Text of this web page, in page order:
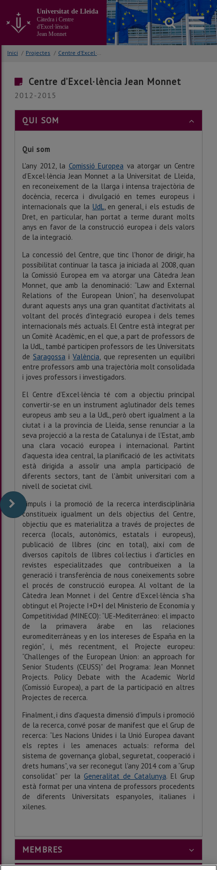
contingut
principal
de
Universitat de Lleida
Càtedra i Centre
d'Excel·lència
Jean Monnet
Inici / Projectes / Centre d’Excel·lència Jean Monnet
Centre d’Excel·lència Jean Monnet
2012-2015
QUI SOM
Qui som
L'any 2012, la Comissió Europea va atorgar un Centre
d’Excel·lència Jean Monnet a la Universitat de Lleida,
en reconeixement de la llarga i intensa trajectòria de
docència, recerca i divulgació en temes europeus i
internacionals que la UdL, en general, i els estudis de
Dret, en particular, han portat a terme durant molts
anys en favor de la construcció europea i dels valors
de la integració.
La concessió del Centre, que tinc l'honor de dirigir, ha
possibilitat continuar la tasca ja iniciada al 2008, quan
la Comissió Europea em va atorgar una Càtedra Jean
Monnet, que amb la denominació: “Law and External
Relations of the European Union”, ha desenvolupat
durant aquests anys una gran quantitat d'activitats al
voltant del procés d'integració europea i dels temes
internacionals més actuals. El Centre està integrat per
un Comitè Acadèmic, en el que, a part de professors de
la UdL, també participen professors de les Universitats
deSaragossa iValència, que representen un equilibri
entre professors amb una trajectòria molt consolidada
i joves professors i investigadors.
El Centre d’Excel·lència té com a objectiu principal
convertir-se en un instrument aglutinador dels temes
europeus amb seu a la UdL, però obert igualment a la
ciutat i a la província de Lleida, sense renunciar a la
seva projecció a la resta de Catalunya i de l'Estat, amb
una clara vocació europea i internacional. Partint
d'aquesta idea central, la planificació de les activitats
està dirigida a assolir una ampla participació de
diferents sectors, tant de l'àmbit universitari com a
nivell de societat civil.
L'impuls i la promoció de la recerca interdisciplinària
constitueix igualment un dels objectius del Centre,
objectiu que es materialitza a través de projectes de
recerca (locals, autonòmics, estatals i europeus),
publicació de llibres (cinc en total), així com de
diversos capítols de llibres col·lectius i d'articles en
revistes especialitzades que contribueixen a la
generació i transferència de nous coneixements sobre
el procés de construcció europea. Al voltant de la
Càtedra Jean Monnet i del Centre d’Excel·lència s'ha
obtingut el Projecte I+D+I del Ministerio de Economía y
Competitividad (MINECO): “UE-Mediterráneo: el impacto
de la primavera árabe en las relaciones
euromediterráneas y en los intereses de España en la
región”, i, més recentment, el Projecte europeu:
“Challenges of the European Union: an approach for
Senior Students (CEUSS)” del Programa: Jean Monnet
Projects. Policy Debate with the Academic World
(Comissió Europea), a part de la participació en altres
Projectes de recerca.
Finalment, i dins d'aquesta dimensió d'impuls i promoció
de la recerca, convé posar de manifest que el Grup de
recerca: “Les Nacions Unides i la Unió Europea davant
els reptes i les amenaces actuals: reforma del
sistema de governança global, seguretat, cooperació i
drets humans”, va ser reconegut l'any 2014 com a “Grup
consolidat” per la Generalitat de Catalunya. El Grup
està format per una vintena de professors procedents
de diferents Universitats espanyoles, italianes i
xilenes.
MEMBRES